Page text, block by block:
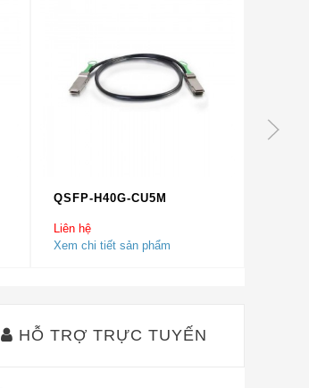
QSFP-H40G-CU5M
Liên hệ
Xem chi tiết sản phẩm
HỖ TRỢ TRỰC TUYẾN